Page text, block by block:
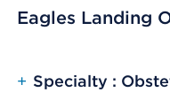
Eagles Landing
+ Specialty :